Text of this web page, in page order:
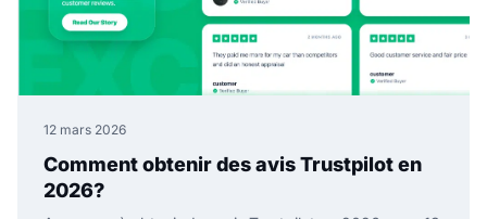
12 mars 2026
Comment obtenir des avis Trustpilot en
2026?